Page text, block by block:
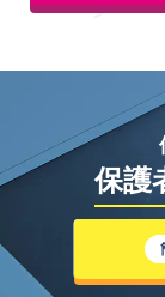
保護